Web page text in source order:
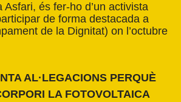
Asfari, és fer-ho d’un activista
de forma destacada a
de la Dignitat) on l’octubre
AL·LEGACIONS PERQUÈ
LA FOTOVOLTAICA